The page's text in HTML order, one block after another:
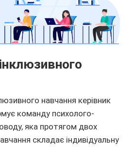
навчання керівник
команду психолого-
яка протягом двох
складає індивідуальну